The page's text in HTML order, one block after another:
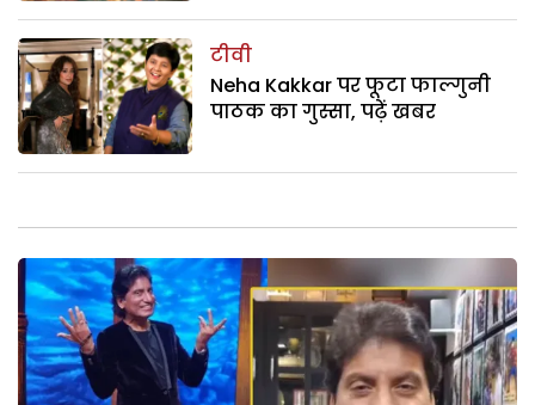
टीवी
Neha Kakkar पर फूटा फाल्गुनी
पाठक का गुस्सा, पढ़ें खबर